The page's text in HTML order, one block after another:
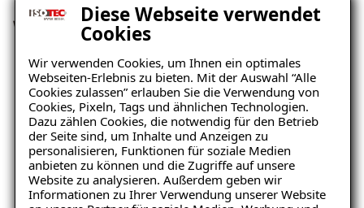
Diese Webseite verwendet
Cookies
Wir verwenden Cookies, um Ihnen ein optimales
Webseiten-Erlebnis zu bieten. Mit der Auswahl “Alle
Cookies zulassen” erlauben Sie die Verwendung von
Cookies, Pixeln, Tags und ähnlichen Technologien.
Dazu zählen Cookies, die notwendig für den Betrieb
der Seite sind, um Inhalte und Anzeigen zu
personalisieren, Funktionen für soziale Medien
anbieten zu können und die Zugriffe auf unsere
Website zu analysieren. Außerdem geben wir
Informationen zu Ihrer Verwendung unserer Website
Wärmebrücke bei auskragenden
Balkonplatten
Ratgeber „Balkon & Terrasse“